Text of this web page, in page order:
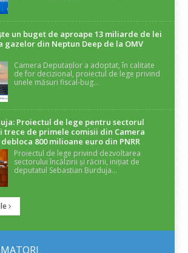
un buget de aproape 13 miliarde de lei
gazelor din Neptun Deep de la OMV
Camera Deputaților a adoptat, în calitate
de for decizional, proiectul de lege privind
unele măsuri fiscal-bug...
Proiectul de lege pentru sectorul
de primele comisii din Camera
800 milioane euro din PNRR
Proiectul de lege privind dezvoltarea
sectorului încălzirii și răcirii, inițiat de
deputatul Sebastian Burduja...